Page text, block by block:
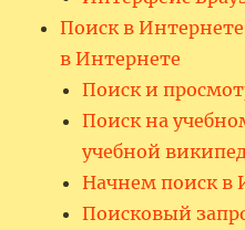
Поиск в
в Интернете
Поиск и
Поиск на
учебной
Начнем поиск в
Поисковый